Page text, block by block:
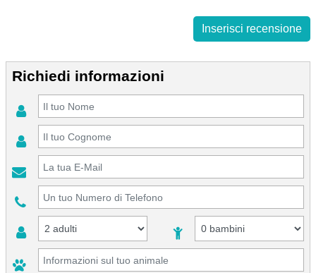
Inserisci recensione
Richiedi informazioni